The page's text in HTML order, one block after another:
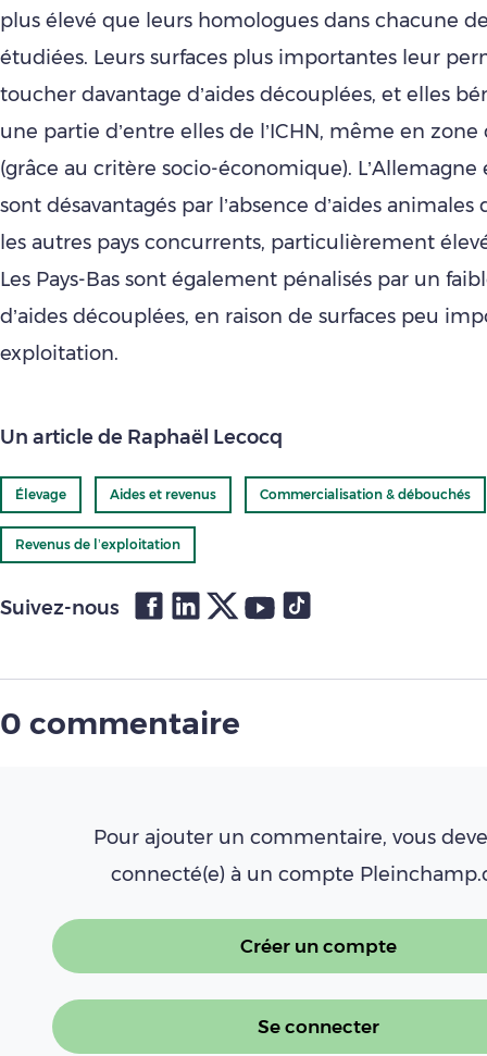
plus élevé que leurs homologues dans chacune
étudiées. Leurs surfaces plus importantes leur
toucher davantage d’aides découplées, et elles
une partie d’entre elles de l’ICHN, même en
(grâce au critère socio-économique). L’Allemagne
sont désavantagés par l’absence d’aides
les autres pays concurrents, particulièrement
Les Pays-Bas sont également pénalisés par un
d’aides découplées, en raison de surfaces peu
exploitation.
Un article de Raphaël Lecocq
Élevage Aides et revenus Commercialisation & débouchés
Revenus de l’exploitation
Suivez-nous
0 commentaire
Pour ajouter un commentaire, vous
connecté(e) à un compte
Créer un compte
Se connecter